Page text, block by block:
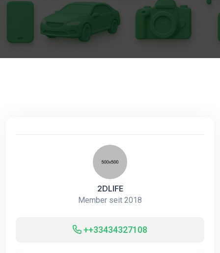
2DLIFE
Member seit 2018
++33434327108